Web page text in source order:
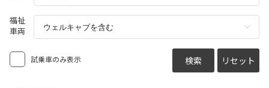
福祉
車両
試乗車のみ表示 検索 リセット